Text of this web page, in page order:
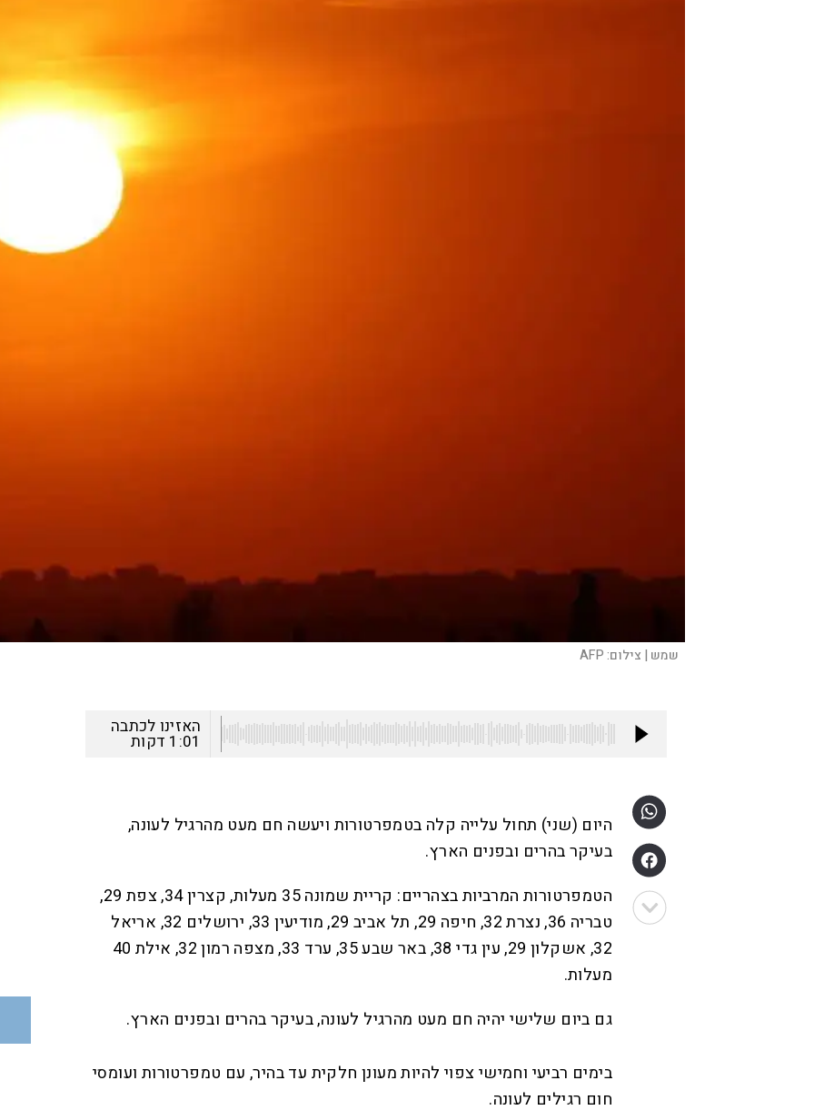
שמש | צילום:AFP
האזינו לכתבה
1:01 דקות
היום (שני) תחול עלייה קלה בטמפרטורות ויעשה חם מעט מהרגיל לעונה,
בעיקר בהרים ובפנים הארץ.
הטמפרטורות המרביות בצהריים: קריית שמונה 35 מעלות, קצרין 34, צפת 29,
טבריה 36, נצרת 32, חיפה 29, תל אביב 29, מודיעין 33, ירושלים 32, אריאל
32, אשקלון 29, עין גדי 38, באר שבע 35, ערד 33, מצפה רמון 32, אילת 40
מעלות.
גם ביום שלישי יהיה חם מעט מהרגיל לעונה, בעיקר בהרים ובפנים הארץ.
בימים רביעי וחמישי צפוי להיות מעונן חלקית עד בהיר, עם טמפרטורות ועומסי
חום רגילים לעונה.